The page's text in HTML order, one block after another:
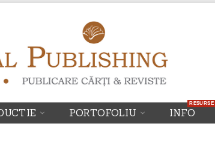
PORTOFOLIU INFO